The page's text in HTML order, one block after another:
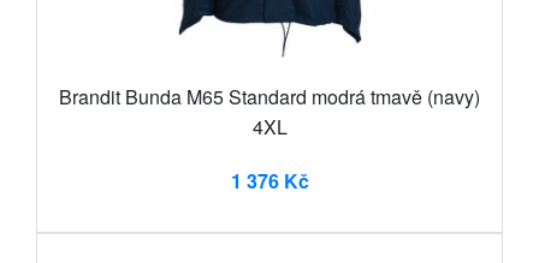
Brandit Bunda M65 Standard modrá tmavě (navy)
4XL
1 376 Kč